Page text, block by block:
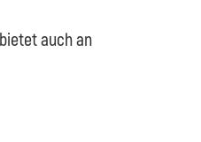
auch an